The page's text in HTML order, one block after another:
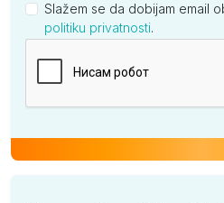
Slažem se da dobijam email
politiku privatnosti.